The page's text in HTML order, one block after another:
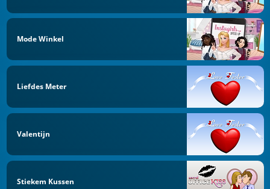
Mode Winkel
Liefdes Meter
Valentijn
Stiekem Kussen